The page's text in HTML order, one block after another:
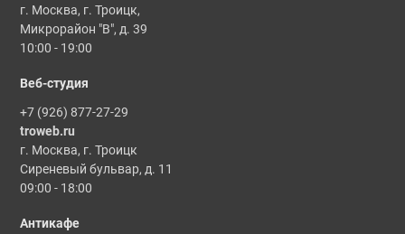
г. Москва, г. Троицк,
Микрорайон "В", д. 39
10:00 - 19:00
Веб-студия
+7 (926) 877-27-29
troweb.ru
г. Москва, г. Троицк
Сиреневый бульвар, д. 11
09:00 - 18:00
Антикафе